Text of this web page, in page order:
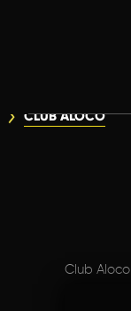
CLUB ALOCO
Club Aloco